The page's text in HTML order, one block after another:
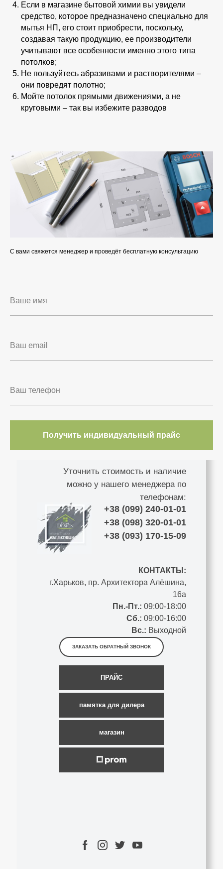
Если в магазине бытовой химии вы увидели
средство, которое предназначено специально для
мытья НП, его стоит приобрести, поскольку,
создавая такую продукцию, ее производители
учитывают все особенности именно этого типа
потолков;
Не пользуйтесь абразивами и растворителями –
они повредят полотно;
Мойте потолок прямыми движениями, а не
круговыми – так вы избежите разводов
С вами свяжется менеджер и проведёт бесплатную консультацию
Получить индивидуальный прайс
ЗАКАЗАТЬ ОБРАТНЫЙ ЗВОНОК
Уточнить стоимость и наличие
можно у нашего менеджера по
телефонам:
КОНТАКТЫ:
г.Харьков, пр. Архитектора Алёшина,
16а
Пн.-Пт.: 09:00-18:00
Сб.: 09:00-16:00
Вс.: Выходной
ПРАЙС
памятка для дилера
+38 (099) 240-01-01
+38 (098) 320-01-01
+38 (093) 170-15-09
магазин